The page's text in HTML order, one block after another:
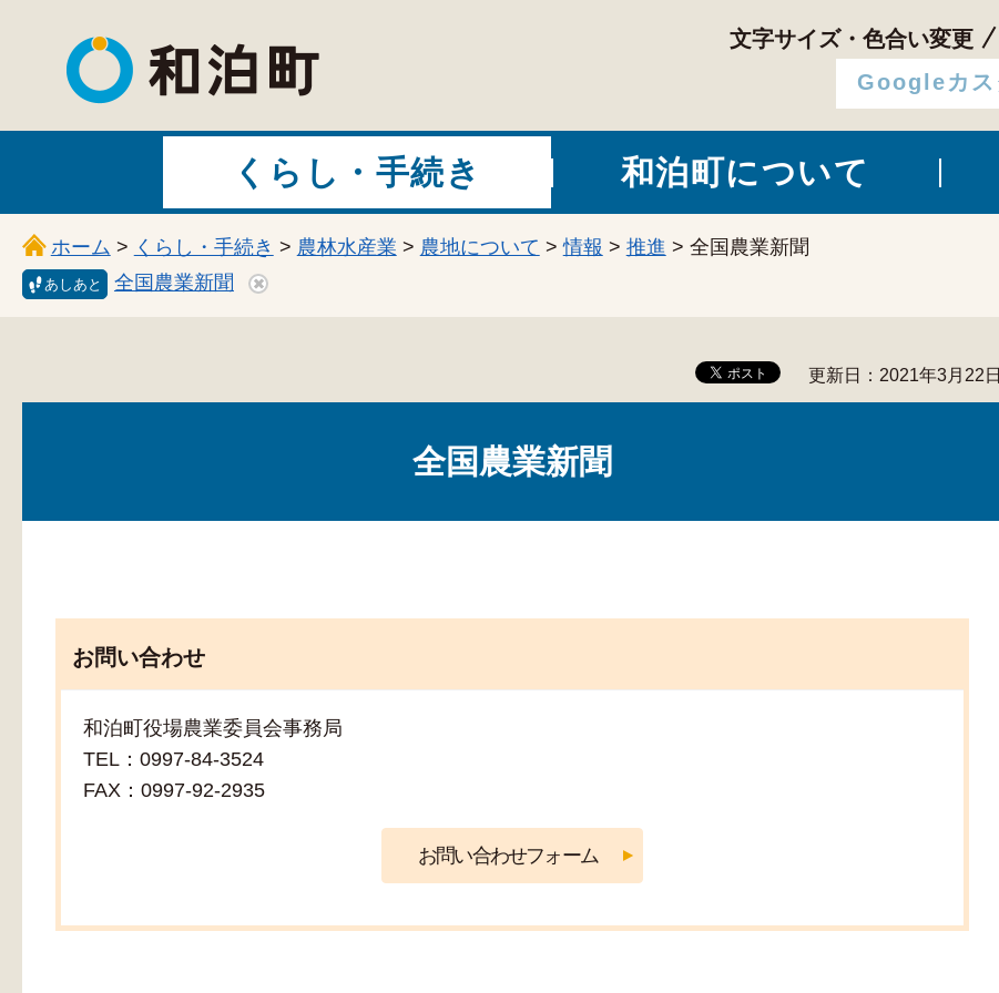
和泊町
文字サイズ・色合い変更
くらし・手続き 和泊町について
ホーム > くらし・手続き > 農林水産業 > 農地について >情報 > 推進 > 全国農業新聞
あしあと 全国農業新聞
更新日：2021年3月22日
全国農業新聞
お問い合わせ
和泊町役場農業委員会事務局
TEL：0997-84-3524
FAX：0997-92-2935